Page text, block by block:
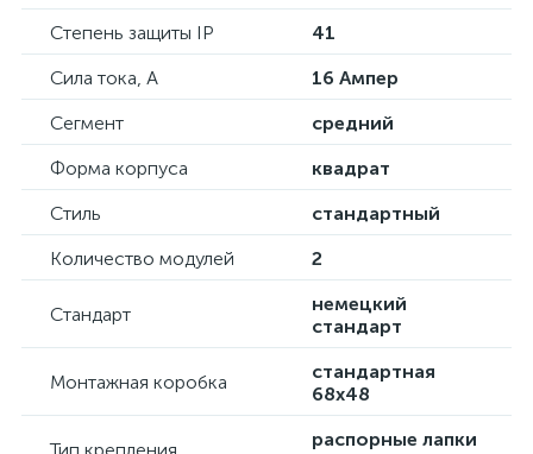
Степень защиты IP
41
Сила тока, А
16 Ампер
Сегмент
средний
Форма корпуса
квадрат
Стиль
стандартный
Количество модулей
2
Стандарт
немецкий
стандарт
Монтажная коробка
стандартная
68х48
распорные лапки